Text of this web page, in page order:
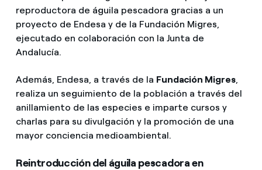
reproductora de águila pescadora gracias a un
proyecto de Endesa y de la Fundación Migres,
ejecutado en colaboración con la Junta de
Andalucía.
Además, Endesa, a través de la Fundación Migres,
realiza un seguimiento de la población a través del
anillamiento de las especies e imparte cursos y
charlas para su divulgación y la promoción de una
mayor conciencia medioambiental.
Reintroducción del águila pescadora en